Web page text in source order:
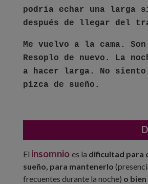
podría echar una larga
después de llegar del
Me vuelvo a la cama.
Resoplo de nuevo. La
a hacer larga. No
pizca de sueño.
El insomnio es la dificultad para
sueño, para mantenerlo
frecuentes durante la noche) o